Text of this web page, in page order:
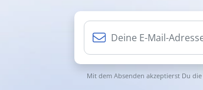
Mit dem Absenden akzeptierst Du die